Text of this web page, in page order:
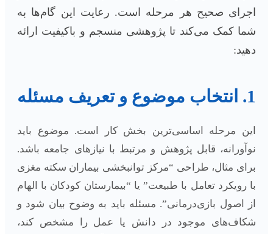
اجرای صحیح هر مرحله است. رعایت این گام‌ها به
شما کمک می‌کند تا پژوهشی منسجم و باکیفیت ارائه
دهید:
1. انتخاب موضوع و تعریف مسئله
این مرحله اساسی‌ترین بخش کار است. موضوع باید
نوآورانه، قابل پژوهش و مرتبط با نیازهای جامعه باشد.
برای مثال، طراحی “مرکز توانبخشی بیماران سکته مغزی
با رویکرد تعامل با طبیعت” یا “بیمارستان کودکان با الهام
از اصول بازی‌درمانی”. مسئله باید به وضوح بیان شود و
شکاف‌های موجود در دانش یا عمل را مشخص کند،